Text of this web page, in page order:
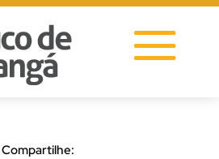
Compartilhe: